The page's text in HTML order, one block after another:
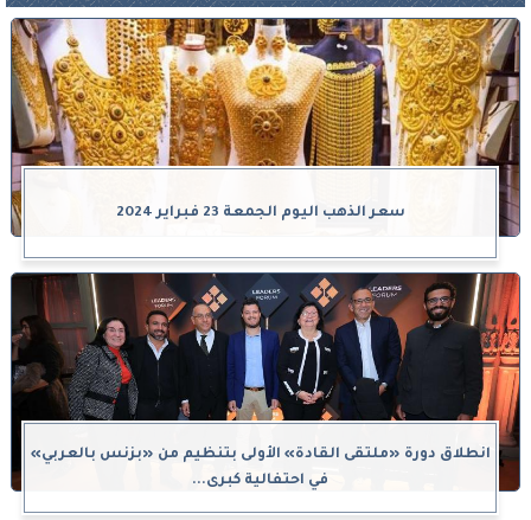
سعر الذهب اليوم الجمعة 23 فبراير 2024
انطلاق دورة «ملتقى القادة» الأولى بتنظيم من «بزنس بالعربي»
في احتفالية كبرى...